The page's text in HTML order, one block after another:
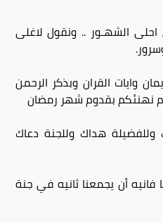
الشهـور .. ونقول لاغلى
وايات القران وبذكر الرحمن
نهنئكم بقدوم شهر رمضان
وللفضيلة هداك وللجنة دعاك
أن يجمعنا ثانيه في جنة